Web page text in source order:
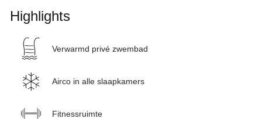
Highlights
Verwarmd privé zwembad
Airco in alle slaapkamers
Fitnessruimte